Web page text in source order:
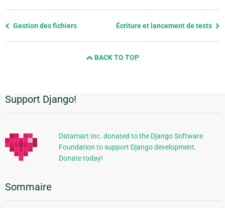
Previous
Gestion des fichiers Écriture et lancement de tests
BACK TO TOP
Informations
supplémentaires
Support Django!
Datamart Inc. donated to the Django Software
Foundation to support Django development.
Donate today!
Sommaire